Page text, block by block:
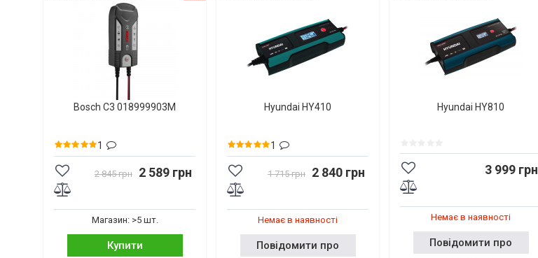
Bosch C3 018999903M
1
2 845 грн 2 589 грн
Магазин: >5 шт.
Купити
Hyundai HY410
1
1 715 грн 2 840 грн
Немає в наявності
Повідомити про
Hyundai HY810
3 999 грн
Немає в наявності
Повідомити про